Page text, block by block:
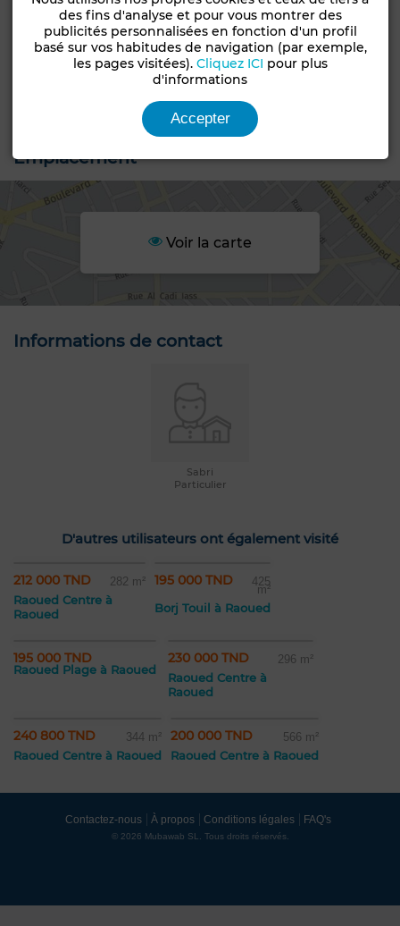
+12 PHOTOS
Emplacement
Voir la carte
Informations de contact
Sabri
Particulier
D'autres utilisateurs ont également visité
212 000 TND 282 m²
Raoued Centre à
Raoued
195 000 TND 425
m²
Borj Touil à Raoued
195 000 TND
Raoued Plage à Raoued
230 000 TND 296 m²
Raoued Centre à
Raoued
240 800 TND 344 m²
Raoued Centre à Raoued
200 000 TND 566 m²
Raoued Centre à Raoued
Contactez-nous À propos Conditions légales FAQ's
© 2026 Mubawab SL. Tous droits réservés.
des fins d'analyse et pour vous montrer des
publicités personnalisées en fonction d'un profil
basé sur vos habitudes de navigation (par exemple,
les pages visitées). Cliquez ICI pour plus
d'informations
Accepter